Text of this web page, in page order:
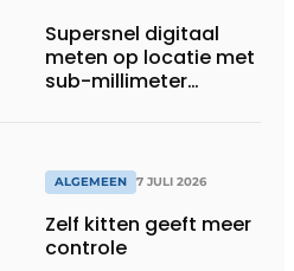
Supersnel digitaal
meten op locatie met
sub-millimeter
ALGEMEEN 7 JULI 2026
Zelf kitten geeft meer
controle